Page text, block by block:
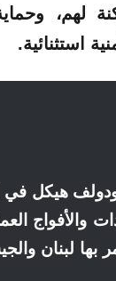
لهم،
استثنائية.
هيكل في
والأفواج
بها لبنان